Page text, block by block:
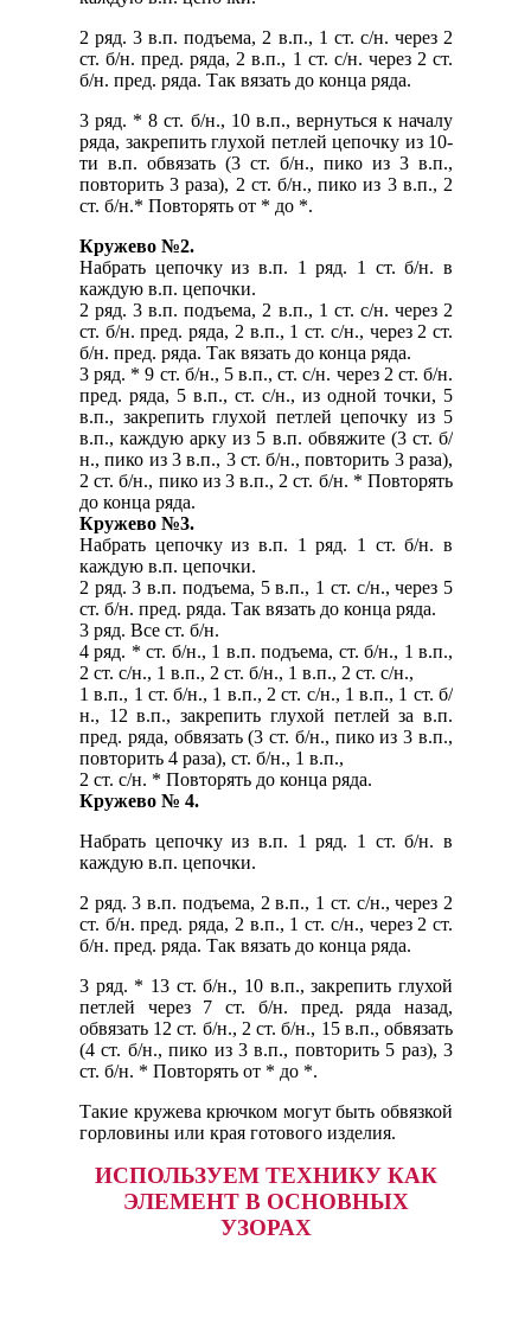
2 ряд. 3 в.п. подъема, 2 в.п., 1 ст. с/н. через 2
ст. б/н. пред. ряда, 2 в.п., 1 ст. с/н. че­рез 2 ст.
б/н. пред. ряда. Так вязать до конца ряда.
3 ряд. * 8 ст. б/н., 10 в.п., вернуться к началу
ряда, закрепить глухой петлей цепочку из 10-
ти в.п. обвязать (3 ст. б/н., пико из 3 в.п.,
повторить 3 раза), 2 ст. б/н., пико из 3 в.п., 2
ст. б/н.* Повторять от * до *.
Кружево №2.
Набрать цепочку из в.п. 1 ряд. 1 ст. б/н. в
каждую в.п. цепочки.
2 ряд. 3 в.п. подъема, 2 в.п., 1 ст. с/н. через 2
ст. б/н. пред. ряда, 2 в.п., 1 ст. с/н., через 2 ст.
б/н. пред. ряда. Так вязать до конца ряда.
3 ряд. * 9 ст. б/н., 5 в.п., ст. с/н. через 2 ст. б/н.
пред. ряда, 5 в.п., ст. с/н., из одной точки, 5
в.п., закрепить глухой петлей цепочку из 5
в.п., каждую арку из 5 в.п. обвяжите (3 ст. б/
н., пико из 3 в.п., 3 ст. б/н., повторить 3 раза),
2 ст. б/н., пико из 3 в.п., 2 ст. б/н. * Повторять
до конца ряда.
Кружево №3.
Набрать цепочку из в.п. 1 ряд. 1 ст. б/н. в
каждую в.п. цепочки.
2 ряд. 3 в.п. подъема, 5 в.п., 1 ст. с/н., через 5
ст. б/н. пред. ряда. Так вязать до конца ряда.
3 ряд. Все ст. б/н.
4 ряд. * ст. б/н., 1 в.п. подъема, ст. б/н., 1 в.п.,
2 ст. с/н., 1 в.п., 2 ст. б/н., 1 в.п., 2 ст. с/н.,
1 в.п., 1 ст. б/н., 1 в.п., 2 ст. с/н., 1 в.п., 1 ст. б/
н., 12 в.п., закрепить глухой петлей за в.п.
пред. ряда, обвязать (3 ст. б/н., пико из 3 в.п.,
повторить 4 раза), ст. б/н., 1 в.п.,
2 ст. с/н. * Повторять до конца ряда.
Кружево № 4.
Набрать цепочку из в.п. 1 ряд. 1 ст. б/н. в
каждую в.п. цепочки.
2 ряд. 3 в.п. подъема, 2 в.п., 1 ст. с/н., через 2
ст. б/н. пред. ряда, 2 в.п., 1 ст. с/н., че­рез 2 ст.
б/н. пред. ряда. Так вязать до конца ряда.
3 ряд. * 13 ст. б/н., 10 в.п., закрепить глухой
петлей через 7 ст. б/н. пред. ряда назад,
обвязать 12 ст. б/н., 2 ст. б/н., 15 в.п., обвязать
(4 ст. б/н., пико из 3 в.п., повторить 5 раз), 3
ст. б/н. * Повторять от * до *.
Такие кружева крючком могут быть обвязкой
горловины или края готового изделия.
ИСПОЛЬЗУЕМ ТЕХНИКУ КАК
ЭЛЕМЕНТ В ОСНОВНЫХ
УЗОРАХ